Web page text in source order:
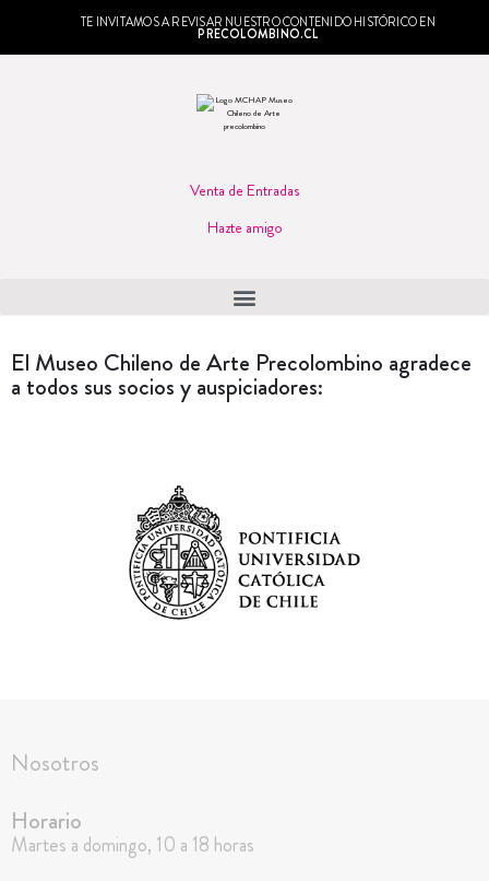
TE INVITAMOS A REVISAR NUESTRO CONTENIDO HISTÓRICO EN
PRECOLOMBINO.CL
Venta de Entradas
Hazte amigo
El Museo Chileno de Arte Precolombino agradece
a todos sus socios y auspiciadores:
Nosotros
Horario
Martes a domingo, 10 a 18 horas